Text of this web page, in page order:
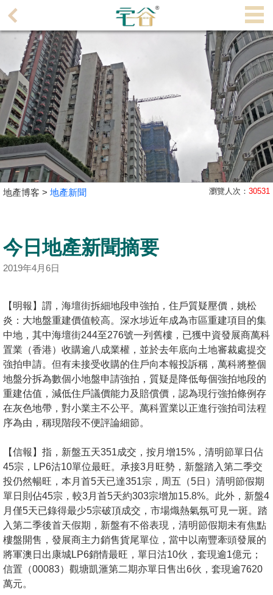
理
頁
搵
樓/
成
交
業
主
宅
谷
地
產
博
客
地
產
聞
數
據
公
佈
置
業
手
地產博客 > 地產新聞 瀏覽人次： 30531
今日地產新聞摘要
2019年4月6日
【明報】謂，海壇街拆細地段申強拍，住戶質疑壓價，姚松
炎：大地盤重建價值較高。深水埗近年成為市區重建項目的集
中地，其中海壇街244至276號一列舊樓，已獲中資發展商萬科
置業（香港）收購逾八成業權，並於去年底向土地審裁處提交
強拍申請。但有未接受收購的住戶向本報投訴稱，萬科將整個
地盤分拆為數個小地盤申請強拍，質疑是降低每個強拍地段的
重建估值，減低住戶議價能力及賠償價，認為現行強拍條例存
在灰色地帶，對小業主不公平。萬科置業以正進行強拍司法程
序為由，稱現階段不便評論細節。
【信報】指，新盤五天351成交，按月增15%，清明節單日佔
45宗，LP6沽10單位最旺。承接3月旺勢，新盤踏入第二季交
投仍然暢旺，本月首5天已達351宗，周五（5日）清明節假期
單日則佔45宗，較3月首5天約303宗增加15.8%。此外，新盤4
月僅5天已錄得最少5宗破頂成交，市場熾熱氣氛可見一斑。踏
入第二季後首天假期，新盤有不俗表現，清明節假期未有焦點
樓盤開售，發展商主力銷售貨尾單位，當中以南豐牽頭發展的
將軍澳日出康城LP6銷情最旺，單日沽10伙，套現逾1億元；
信置（00083）觀塘凱滙第二期亦單日售出6伙，套現逾7620
萬元。